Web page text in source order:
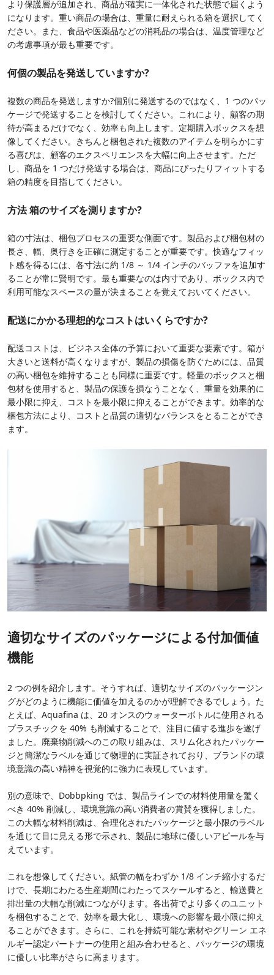
より保護層が追加され、商品が確実に一体化された状態で届くよう
になります。重い商品の場合は、重量に耐えられる箱を選択してく
ださい。また、食品や医薬品などの消耗品の場合は、温度管理など
の考慮事項が最も重要です。
何個の製品を発送していますか?
複数の商品を発送しますか?個別に発送するのではなく、1 つのパッ
ケージで発送することを検討してください。これにより、顧客の期
待が高まるだけでなく、効率も向上します。定期購入ボックスを想
像してください。きちんと梱包された複数のアイテムを明らかにす
る喜びは、顧客のエクスペリエンスを大幅に向上させます。ただ
し、商品を 1 つだけ発送する場合は、商品にぴったりフィットする
箱の精度を目指してください。
方法箱のサイズを測りますか?
箱の寸法は、梱包プロセスの重要な側面です。製品および梱包材の
長さ、幅、奥行きを正確に測定することが重要です。快適なフィッ
ト感を得るには、各寸法に約 1/8 ～ 1/4 インチのバッファを追加す
ることが常に賢明です。最も重要なのは内寸であり、ボックス内で
利用可能なスペースの量が決まることを覚えておいてください。
配送にかかる理想的なコストはいくらですか?
配送コストは、ビジネス全体の予算において重要な要素です。箱が
大きいと送料が高くなりますが、製品の損傷を防ぐためには、品質
の高い梱包を維持することも同様に重要です。軽量のボックスと梱
包材を使用すると、製品の保護を損なうことなく、重量を効果的に
最小限に抑え、コストを最小限に抑えることができます。効率的な
梱包方法により、コストと品質の適切なバランスをとることができ
ます。
適切なサイズのパッケージによる付加価値
機能
2 つの例を紹介します。そうすれば、適切なサイズのパッケージン
グがどのように機能に価値を加えるのかが理解できるでしょう。た
とえば、Aquafina は、20 オンスのウォーターボトルに使用される
プラスチックを 40% も削減することで、注目に値する進歩を遂げ
ました。廃棄物削減へのこの取り組みは、スリム化されたパッケー
ジと簡潔なラベルを通じて物理的に実証されており、ブランドの環
境意識の高い精神を視覚的に強力に表現しています。
別の意味で、Dobbpking では、製品ラインでの材料使用量を驚く
べき 40% 削減し、環境意識の高い消費者の賞賛を獲得しました。
この大幅な材料削減は、合理化されたパッケージと最小限のラベル
を通じて目に見える形で示され、製品に地球に優しいアピールを与
えています。
これを想像してください。紙管の幅をわずか 1/8 インチ縮小するだ
けで、長期にわたる生産期間にわたってスケールすると、輸送費と
排出量の大幅な削減につながります。各出荷でより多くのユニット
を梱包することで、効率を最大化し、環境への影響を最小限に抑え
ることができます。さらに、これを持続可能な素材やグリーン エネ
ルギー認定パートナーの使用と組み合わせると、パッケージの環境
に優しい比率がさらに高まります。